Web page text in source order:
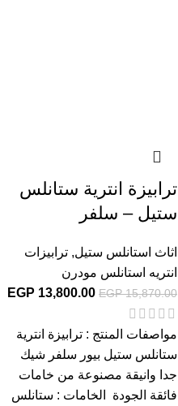
ترابيزة انترية ستانلس
ستيل – سلفر
اثاث استانلس ستيل, ترابيزات
انتريه استانلس مودرن
EGP15,870.00
EGP 13,800.00
مواصفات المنتج : ترابيزة انترية
ستانلس ستيل بيور سلفر شيك
جدا وانيقة مصنوعة من خامات
فائقة الجودة الخامات : ستانلس